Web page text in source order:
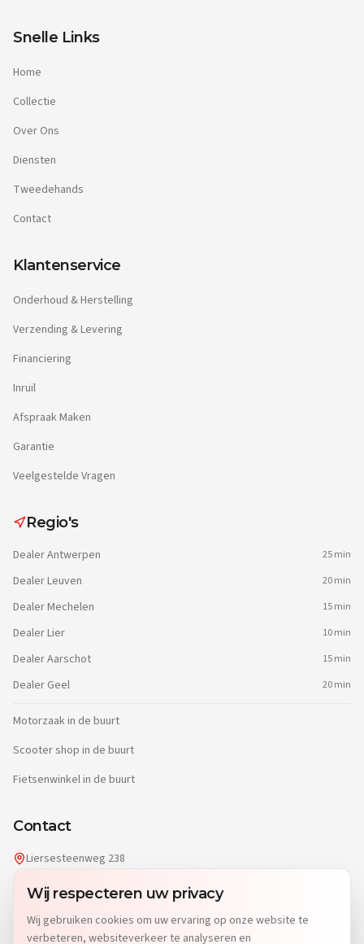
Wij respecteren uw privacy
Wij gebruiken cookies om uw ervaring op onze website te
verbeteren, websiteverkeer te analyseren en
Snelle Links
Home
Collectie
Over Ons
Diensten
Tweedehands
Contact
Klantenservice
Onderhoud & Herstelling
Verzending & Levering
Financiering
Inruil
Afspraak Maken
Garantie
Veelgestelde Vragen
Regio's
DealerAntwerpen 25 min
DealerLeuven 20 min
DealerMechelen 15 min
DealerLier 10 min
DealerAarschot 15 min
Dealer Geel 20 min
Motorzaak in de buurt
Scooter shop in de buurt
Fietsenwinkel in de buurt
Contact
Liersesteenweg 238
info@dgwheels.be
014 96 04 32